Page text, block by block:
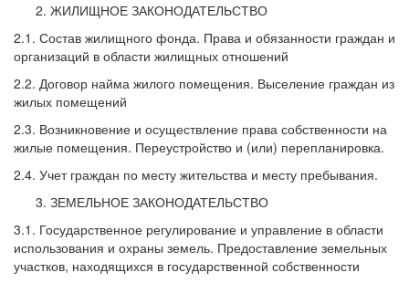
ЖИЛИЩНОЕ ЗАКОНОДАТЕЛЬСТВО
2.1. Состав жилищного фонда. Права и обязанности граждан и
организаций в области жилищных отношений
2.2. Договор найма жилого помещения. Выселение граждан из
жилых помещений
2.3. Возникновение и осуществление права собственности на
жилые помещения. Переустройство и (или) перепланировка.
2.4. Учет граждан по месту жительства и месту пребывания.
ЗЕМЕЛЬНОЕ ЗАКОНОДАТЕЛЬСТВО
3.1. Государственное регулирование и управление в области
использования и охраны земель. Предоставление земельных
участков, находящихся в государственной собственности